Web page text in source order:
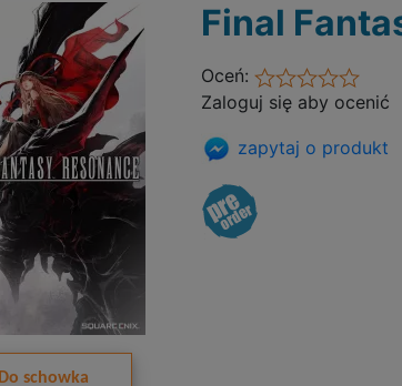
Do schowka
Final
Oceń:
Zaloguj się aby ocenić
zapytaj o produkt